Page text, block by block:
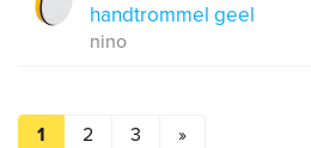
handtrommel geel
nino
1 2 3 »